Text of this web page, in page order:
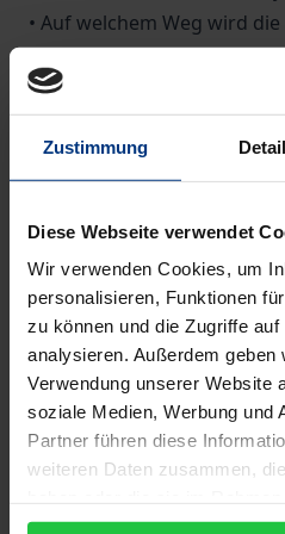
Zustimmung
Diese Webseite verwendet
Wir verwenden Cookies, um
personalisieren, Funktionen
zu können und die Zugriffe
analysieren. Außerdem
Verwendung unserer Website
soziale Medien, Werbung und
Partner führen diese
weiteren Daten zusammen,
gesammelt haben.
• Auf welchem Weg wird
Vorschriften des AI Acts
Sanktionen drohen bei
• Welche Anforderungen
Zusammenhang mit
beachten? Welche
zusätzlich relevant?
• Wie wirken sich die neue
und der AI Act auf die
Systeme aus?
Ihr Vorteil
Das Handbuch erläutert
wesentlichen Vorgaben des
und rechtssicher